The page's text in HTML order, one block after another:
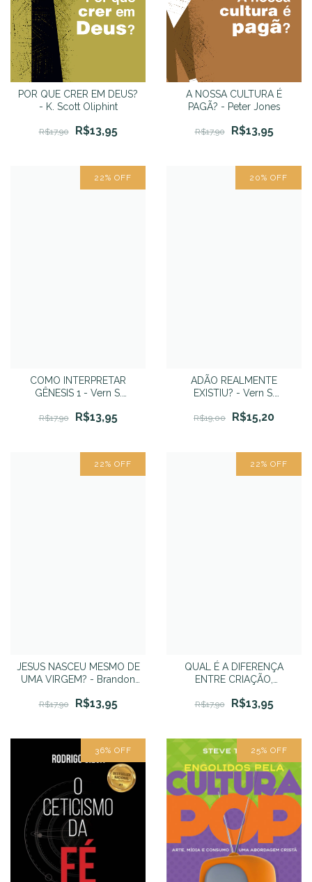
POR QUE CRER EM DEUS?
- K. Scott Oliphint
R$17,90 R$13,95
A NOSSA CULTURA É
PAGÃ? - Peter Jones
R$17,90 R$13,95
22% OFF
COMO INTERPRETAR
GÊNESIS 1 - Vern S.
R$17,90 R$13,95
20% OFF
ADÃO REALMENTE
EXISTIU? - Vern S.
R$19,00 R$15,20
22% OFF
JESUS NASCEU MESMO DE
UMA VIRGEM? - Brandon
R$17,90 R$13,95
22% OFF
QUAL É A DIFERENÇA
ENTRE CRIAÇÃO,
INTELIGENTE? - Guillermo
R$17,90 R$13,95
36% OFF 25% OFF